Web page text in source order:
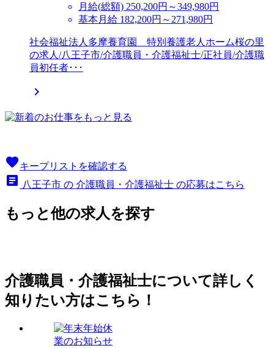
月給(総額) 250,200円～349,980円
基本月給 182,200円～271,980円
社会福祉法人多摩養育園 特別養護老人ホーム桜の里
の求人/八王子市/介護職員・介護福祉士/正社員/介護職
員初任者･･･

favoriteキープリストを確認する
article 八王子市 の 介護職員・介護福祉士 の応募はこちら
もっと他の求人を探す
介護職員・介護福祉士について詳しく
知りたい方はこちら！